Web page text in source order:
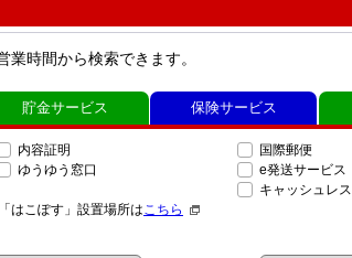
業時間から検索できます。
内容証明
ゆうゆう窓口
「はこぽす」設置場所はこちら
国際郵便
e発送サービス
キャッシュレス
貯金サービス 保険サービス